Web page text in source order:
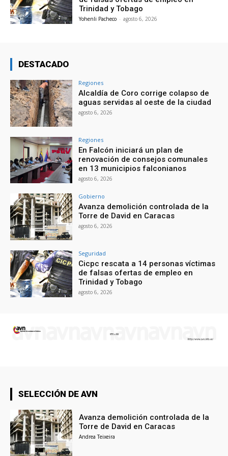
Trinidad y Tobago
Yohenli Pacheco - agosto 6, 2026
DESTACADO
Regiones
Alcaldía de Coro corrige colapso de
aguas servidas al oeste de la ciudad
agosto 6, 2026
Regiones
En Falcón iniciará un plan de
renovación de consejos comunales
en 13 municipios falconianos
agosto 6, 2026
Gobierno
Avanza demolición controlada de la
Torre de David en Caracas
agosto 6, 2026
Seguridad
Cicpc rescata a 14 personas víctimas
de falsas ofertas de empleo en
Trinidad y Tobago
agosto 6, 2026
SELECCIÓN DE AVN
Avanza demolición controlada de la
Torre de David en Caracas
Andrea Teixeira